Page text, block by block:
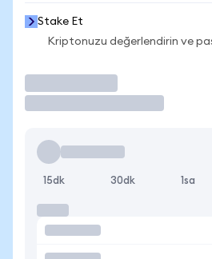
Stake Et
Kriptonuzu değerlendirin ve
15dk 30dk 1sa